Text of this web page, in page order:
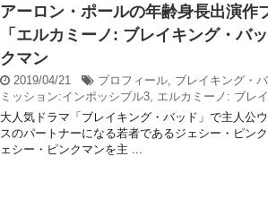
アーロン・ポールの年齢身長出演作
「エルカミーノ: ブレイキング・バ
クマン
2019/04/21 プロフィール, ブレイキング・
ミッション:インポッシブル3, エルカミーノ: ブレ
大人気ドラマ「ブレイキング・バッド」で主人公
スのパートナーになる若者であるジェシー・ピン
ェシー・ピンクマンを主 ...